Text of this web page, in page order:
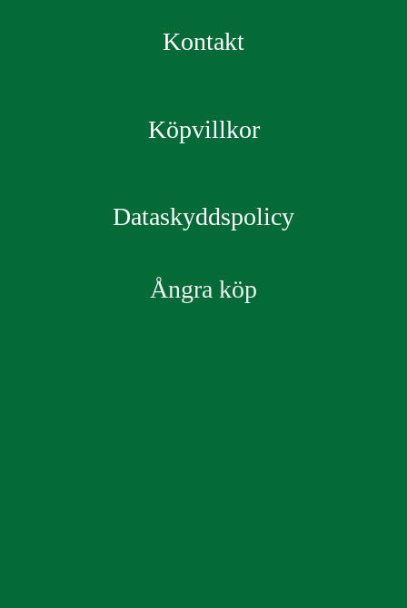
Kontakt
Köpvillkor
Dataskyddspolicy
Ångra köp